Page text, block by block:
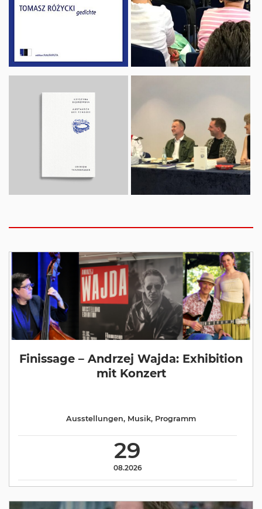
Finissage – Andrzej Wajda: Exhibition
mit Konzert
29
08.2026
Ausstellungen, Musik, Programm